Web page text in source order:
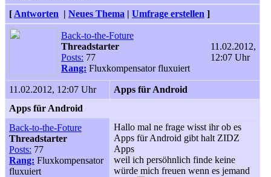
[ Antworten | Neues Thema | Umfrage erstellen ]
Back-to-the-Foture
Threadstarter
Posts: 77
Rang: Fluxkompensator fluxuiert
11.02.2012,
12:07 Uhr
11.02.2012, 12:07 Uhr
Apps für Android
Apps für Android
Back-to-the-Foture
Threadstarter
Posts: 77
Rang: Fluxkompensator
fluxuiert
Hallo mal ne frage wisst ihr ob es
Apps für Android gibt halt ZIDZ
Apps
weil ich persöhnlich finde keine
würde mich freuen wenn es jemand